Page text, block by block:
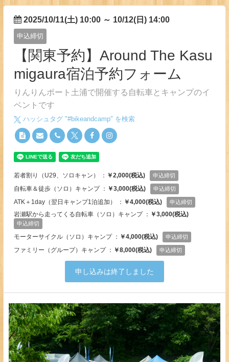
2025/10/11(土) 10:00 ～ 10/12(日) 14:00
申込締切
【関東予約】Around The Kasu
migaura宿泊予約フォーム
りんりんポート土浦で開催する自転車とキャンプのイ
ベントです
ハッシュタグ "#bikeandcamp" を検索
若者割り（U29、ソロキャン） ： ￥2,000(税込) 申込締切
自転車＆徒歩（ソロ）キャンプ ： ￥3,000(税込) 申込締切
ATK＋1day（翌日キャンプ1泊追加） ： ￥4,000(税込) 申込締切
岩瀬駅から走ってくる自転車（ソロ）キャンプ ： ￥3,000(税込)
申込締切
モーターサイクル（ソロ）キャンプ ： ￥4,000(税込) 申込締切
ファミリー（グループ）キャンプ ： ￥8,000(税込) 申込締切
申し込みは終了しました